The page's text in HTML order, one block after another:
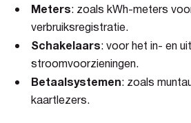
Meters: zoals kWh-meters
verbruiksregistratie.
Schakelaars: voor het in- en
stroomvoorzieningen.
Betaalsystemen: zoals
kaartlezers.